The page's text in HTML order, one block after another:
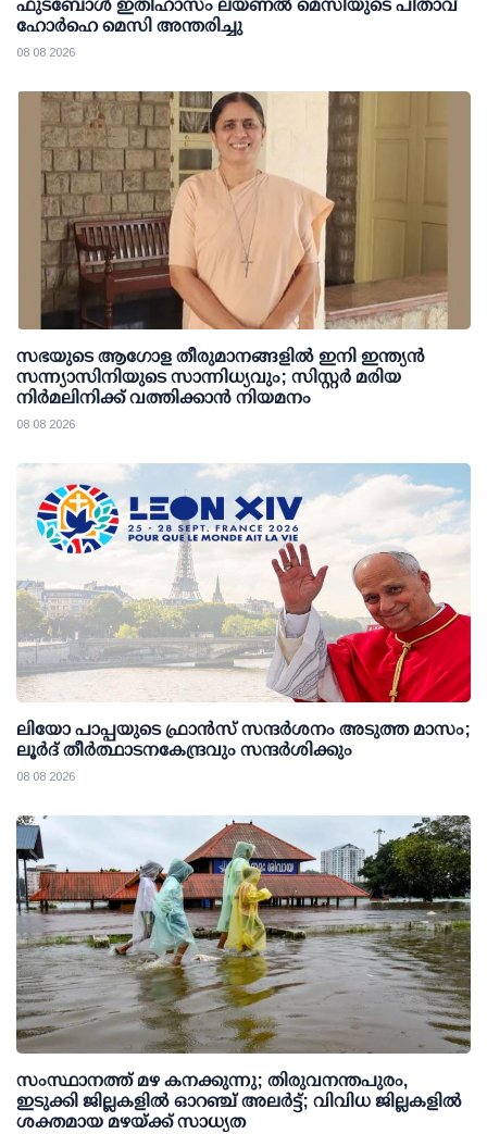
ഫുട്ബോൾ ഇതിഹാസം ലയണൽ മെസിയുടെ പിതാവ്
ഹോർഹെ മെസി അന്തരിച്ചു
08 08 2026
സഭയുടെ ആഗോള തീരുമാനങ്ങളിൽ ഇനി ഇന്ത്യൻ
സന്ന്യാസിനിയുടെ സാന്നിധ്യവും; സിസ്റ്റർ മരിയ
നിർമലിനിക്ക് വത്തിക്കാൻ നിയമനം
08 08 2026
ലിയോ പാപ്പയുടെ ഫ്രാൻസ് സന്ദർശനം അടുത്ത മാസം;
ലൂർദ് തീർത്ഥാടനകേന്ദ്രവും സന്ദർശിക്കും
08 08 2026
സംസ്ഥാനത്ത് മഴ കനക്കുന്നു; തിരുവനന്തപുരം,
ഇടുക്കി ജില്ലകളിൽ ഓറഞ്ച് അലർട്ട്; വിവിധ ജില്ലകളിൽ
ശക്തമായ മഴയ്ക്ക് സാധ്യത